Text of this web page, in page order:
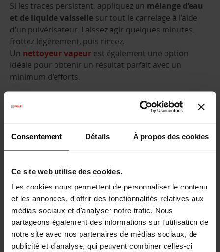
Consentement Détails À propos des cookies
Ce site web utilise des cookies.
Les cookies nous permettent de personnaliser le contenu
et les annonces, d'offrir des fonctionnalités relatives aux
médias sociaux et d'analyser notre trafic. Nous
partageons également des informations sur l'utilisation de
notre site avec nos partenaires de médias sociaux, de
publicité et d'analyse, qui peuvent combiner celles-ci
Si les traces persistent, appliquez un mélange d’eau
et de liquide vaisselle sur tout le carrelage à l’aide
d’un pulvérisateur. Laissez agir quelques minutes,
frottez légèrement, puis rincez.
Un nettoyeur vapeur est également une option
idéale pour obtenir un résultat parfait avec un
minimum d’efforts.
Pour garantir une salle de bain propre, il est essentiel
également bonne. Pour nettoyer votre salle de bain et
ses canalisations,
canalisations pour les désinfecter efficacement et
éliminer les mauvaises odeurs. Si celles-ci persistent,
préparez un mélange debicarbonate de soude et
d’eau bouillanteà verser directement dans le ou les
siphons concernés. Laissez agir quelques heures
avant de réutiliser vos robinets pour une efficacité
maximale.